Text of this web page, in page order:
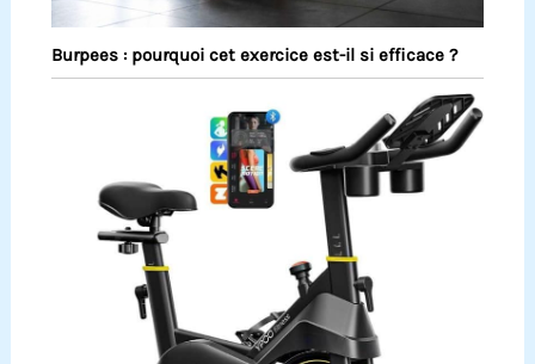
Burpees : pourquoi cet exercice est-il si efficace ?